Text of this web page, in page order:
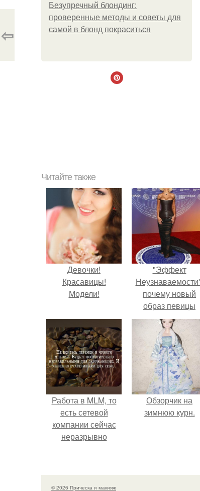
Безупречный блондинг:
проверенные методы и советы для
самой в блонд покраситься
⇦
Читайте также
Девочки!
Красавицы!
Модели!
"Эффект
почему новый
образ певицы
вызвал споры о
гранях
возможного?
Работа в MLM, то
есть сетевой
компании сейчас
неразрывно
своей страницы в
соц сетях.
Обзорчик на
зимнюю курн.
© 2026 Прическа и макияж